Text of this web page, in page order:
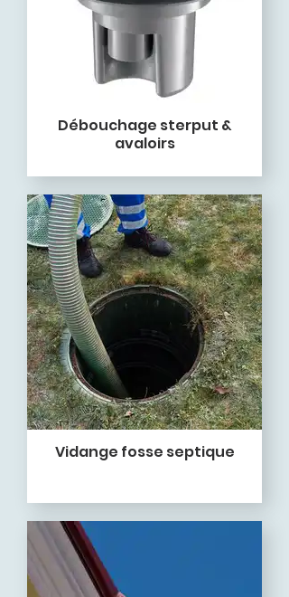
Débouchage sterput &
avaloirs
Vidange fosse septique